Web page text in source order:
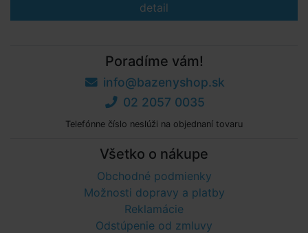
detail
Poradíme vám!
info@bazenyshop.sk
02 2057 0035
Telefónne číslo neslúži na objednaní tovaru
Všetko o nákupe
Obchodné podmienky
Možnosti dopravy a platby
Reklamácie
Odstúpenie od zmluvy